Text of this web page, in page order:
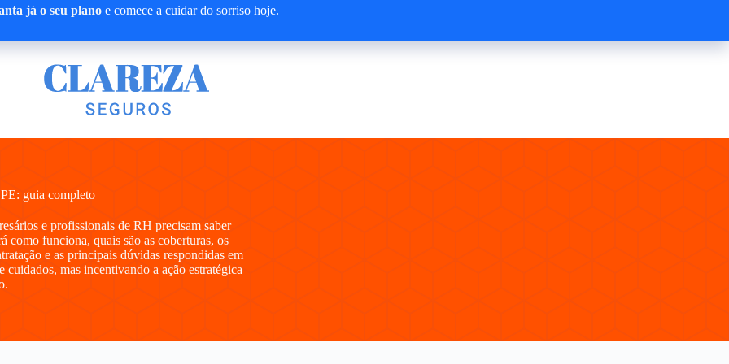
já o seu planoe comece a cuidar do sorriso hoje.
guia completo
e profissionais de RH precisam saber
funciona, quais são as coberturas, os
e as principais dúvidas respondidas em
mas incentivando a ação estratégica